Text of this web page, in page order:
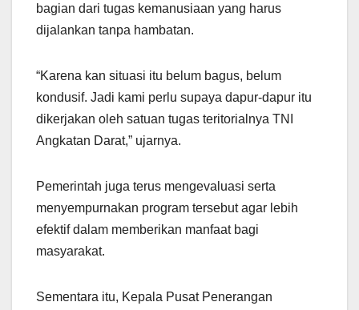
bagian dari tugas kemanusiaan yang harus
dijalankan tanpa hambatan.
“Karena kan situasi itu belum bagus, belum
kondusif. Jadi kami perlu supaya dapur-dapur itu
dikerjakan oleh satuan tugas teritorialnya TNI
Angkatan Darat,” ujarnya.
Pemerintah juga terus mengevaluasi serta
menyempurnakan program tersebut agar lebih
efektif dalam memberikan manfaat bagi
masyarakat.
Sementara itu, Kepala Pusat Penerangan